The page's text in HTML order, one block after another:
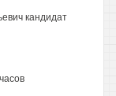
кандидат